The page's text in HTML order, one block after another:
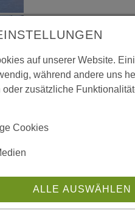
auf unserer Website.
während andere uns
oder zusätzliche
Cookies
ALLE AUSWÄHLEN